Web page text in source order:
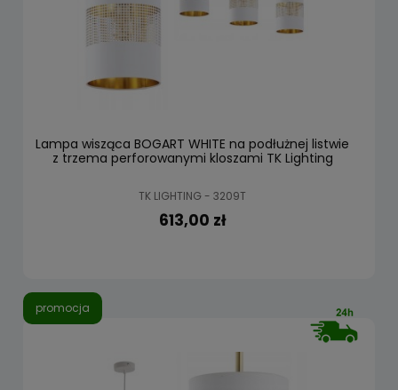
Lampa wisząca BOGART WHITE na podłużnej listwie
z trzema perforowanymi kloszami TK Lighting
TK LIGHTING - 3209T
613,00 zł
promocja